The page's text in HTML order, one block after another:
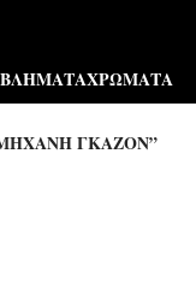
ΒΛΉΜΑΤΑΧΡΏΜΑΤΑ
ΜΗΧΑΝΗ ΓΚΑΖΟΝ”